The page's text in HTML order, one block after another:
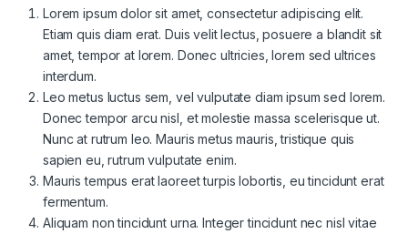
Lorem ipsum dolor sit amet, consectetur adipiscing elit.
Etiam quis diam erat. Duis velit lectus, posuere a blandit sit
amet, tempor at lorem. Donec ultricies, lorem sed ultrices
interdum.
Leo metus luctus sem, vel vulputate diam ipsum sed lorem.
Donec tempor arcu nisl, et molestie massa scelerisque ut.
Nunc at rutrum leo. Mauris metus mauris, tristique quis
sapien eu, rutrum vulputate enim.
Mauris tempus erat laoreet turpis lobortis, eu tincidunt erat
fermentum.
Aliquam non tincidunt urna. Integer tincidunt nec nisl vitae